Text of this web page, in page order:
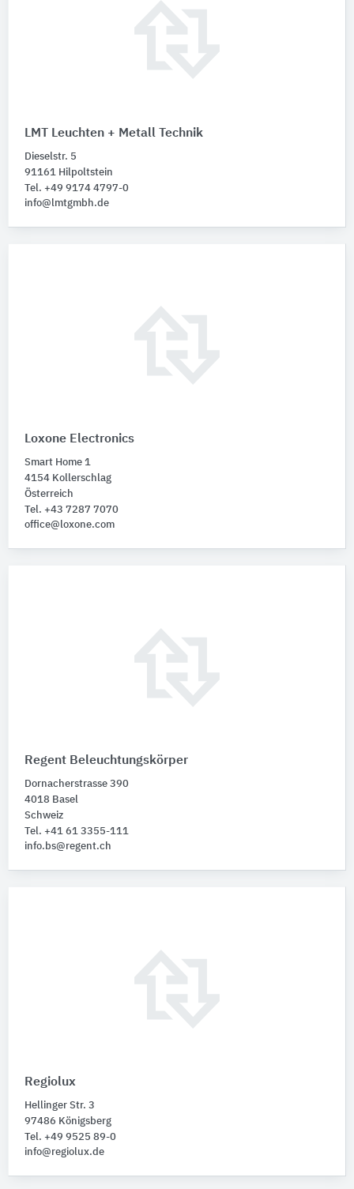
LMT Leuchten + Metall Technik
Dieselstr. 5
91161 Hilpoltstein
Tel. +49 9174 4797-0
info@lmtgmbh.de
Loxone Electronics
Smart Home 1
4154 Kollerschlag
Österreich
Tel. +43 7287 7070
office@loxone.com
Regent Beleuchtungskörper
Dornacherstrasse 390
4018 Basel
Schweiz
Tel. +41 61 3355-111
info.bs@regent.ch
Regiolux
Hellinger Str. 3
97486 Königsberg
Tel. +49 9525 89-0
info@regiolux.de